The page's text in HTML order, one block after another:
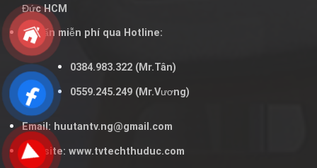
Đức HCM
Tư vấn miễn phí qua Hotline:
0384.983.322 (Mr.Tân)
0559.245.249 (Mr.Vương)
Email: huutantv.ng@gmail.com
Website: www.tvtechthuduc.com